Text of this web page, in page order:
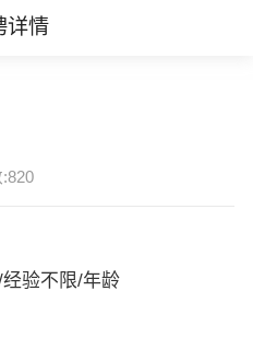
详情
验不限/年龄